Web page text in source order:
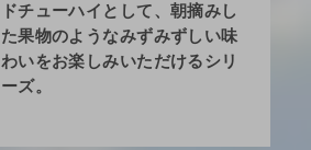
ドチューハイとして、朝摘みし
た果物のようなみずみずしい味
わいをお楽しみいただけるシリ
ーズ。